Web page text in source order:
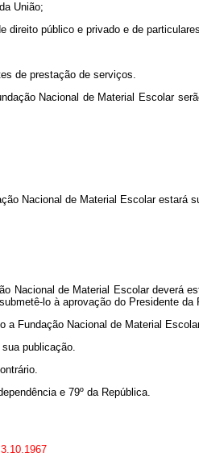
União;
direito público e privado e de
de prestação de serviços.
Nacional de Material Escolar
Nacional de Material Escolar estará
Nacional de Material Escolar deverá
lo à aprovação do Presidente da
a Fundação Nacional de Material
publicação.
e 79º da República.